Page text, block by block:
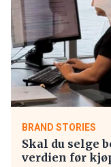
BRAND STORIES
Skal du selge
verdien før